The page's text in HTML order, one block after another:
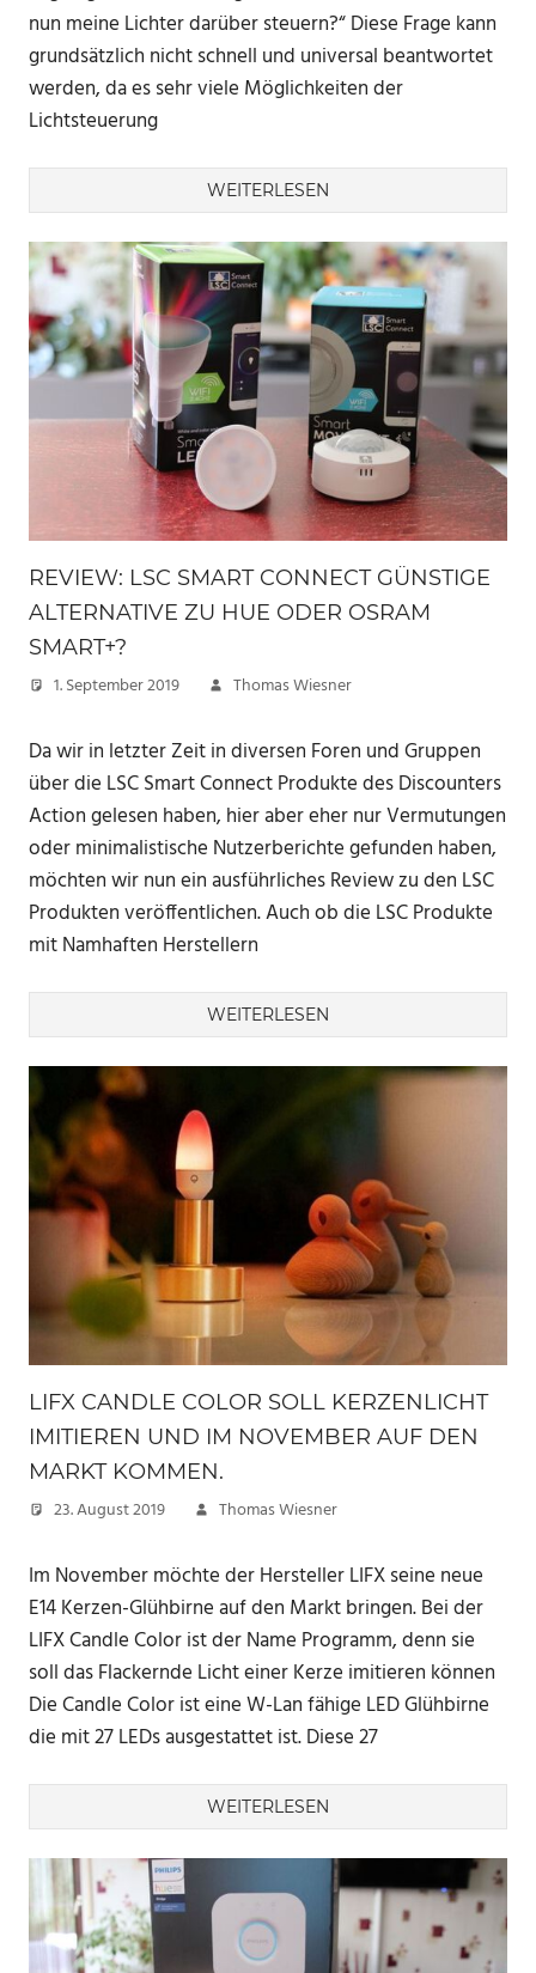
nun meine Lichter darüber steuern?“ Diese Frage kann
grundsätzlich nicht schnell und universal beantwortet
werden, da es sehr viele Möglichkeiten der
Lichtsteuerung
WEITERLESEN
REVIEW: LSC SMART CONNECT GÜNSTIGE
ALTERNATIVE ZU HUE ODER OSRAM
SMART+?
1. September 2019 Thomas Wiesner
Da wir in letzter Zeit in diversen Foren und Gruppen
über die LSC Smart Connect Produkte des Discounters
Action gelesen haben, hier aber eher nur Vermutungen
oder minimalistische Nutzerberichte gefunden haben,
möchten wir nun ein ausführliches Review zu den LSC
Produkten veröffentlichen. Auch ob die LSC Produkte
mit Namhaften Herstellern
WEITERLESEN
LIFX CANDLE COLOR SOLL KERZENLICHT
IMITIEREN UND IM NOVEMBER AUF DEN
MARKT KOMMEN.
23. August 2019 Thomas Wiesner
Im November möchte der Hersteller LIFX seine neue
E14 Kerzen-Glühbirne auf den Markt bringen. Bei der
LIFX Candle Color ist der Name Programm, denn sie
soll das Flackernde Licht einer Kerze imitieren können
Die Candle Color ist eine W-Lan fähige LED Glühbirne
die mit 27 LEDs ausgestattet ist. Diese 27
WEITERLESEN